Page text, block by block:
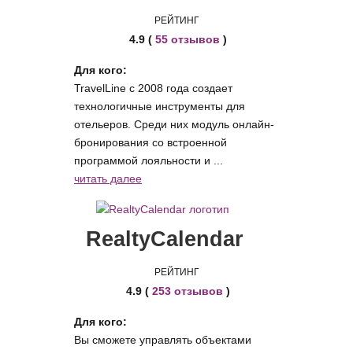
РЕЙТИНГ
4.9 ( 55 отзывов )
Для кого:
TravelLine с 2008 года создает
технологичные инструменты для
отельеров. Среди них модуль онлайн-
бронирования со встроенной
программой лояльности и ...
читать далее
RealtyCalendar
РЕЙТИНГ
4.9 ( 253 отзывов )
Для кого:
Вы сможете управлять объектами